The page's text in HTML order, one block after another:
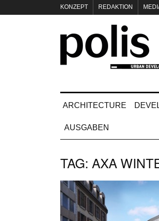
KONZEPT REDAKTION
ARCHITECTURE
AUSGABEN
TAG: AXA